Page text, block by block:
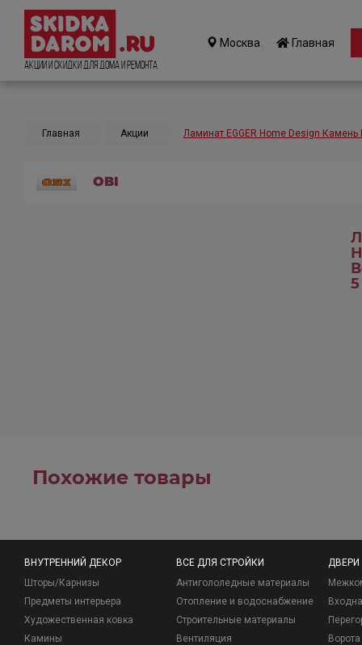
Акции и Скидки для дома и ремонта
Москва Главная
Главная Акции Ламинат EGGER Home Design
OBI
Похожие товары
ВНУТРЕННИЙ ДЕКОР
Шторы/Карнизы
Предметы интерьера
Художественная ковка
Камины
ВСЕ ДЛЯ СТРОЙКИ
Антигололедные материалы
Отопление и водоснабжение
Строительные материалы
Вентиляция
ДВЕРИ
Ворота